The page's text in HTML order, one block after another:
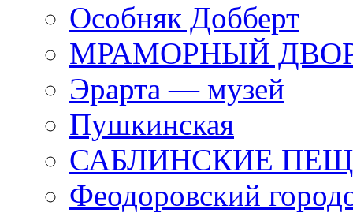
Особняк Добберт
МРАМОРНЫЙ
Эрарта — музей
Пушкинская
САБЛИНСКИЕ
Феодоровский